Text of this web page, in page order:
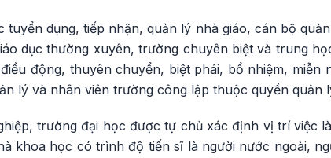
tuyển dụng, tiếp nhận, quản lý nhà giáo, cán bộ
dục thường xuyên, trường chuyên biệt và trung
động, thuyên chuyển, biệt phái, bổ nhiệm, miễn
lý và nhân viên trường công lập thuộc quyền quản
trường đại học được tự chủ xác định vị trí việc
khoa học có trình độ tiến sĩ là người nước ngoài,